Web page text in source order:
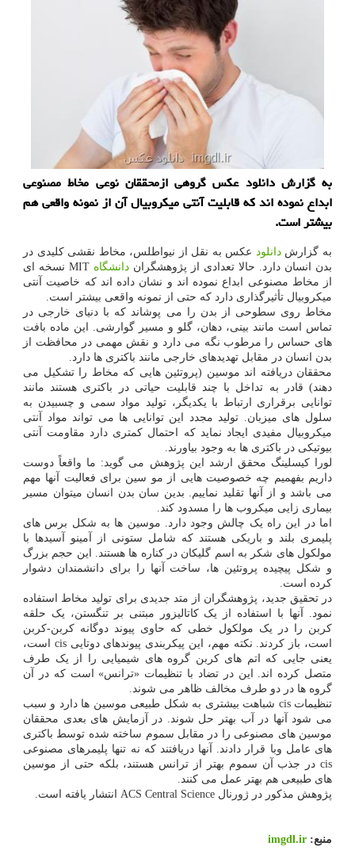
به گزارش دانلود عکس گروهی ازمحققان نوعی مخاط مصنوعی
ابداع نموده اند که قابلیت آنتی میکروبیال آن از نمونه واقعی هم
بیشتر است.
به گزارشدانلود عکس به نقل از نیواطلس، مخاط نقشی کلیدی در
بدن انسان دارد. حالا تعدادی از پژوهشگران دانشگاه
MIT نسخه ای
از مخاط مصنوعی ابداع نموده اند و نشان داده اند که خاصیت آنتی
میکروبیال تأثیرگذاری دارد که حتی از نمونه واقعی بیشتر است.
مخاط روی سطوحی از بدن را می پوشاند که با دنیای خارجی در
تماس است مانند بینی، دهان، گلو و مسیر گوارشی. این ماده بافت
های حساس را مرطوب نگه می دارد و نقش مهمی در محافظت از
بدن انسان در مقابل تهدیدهای خارجی مانند باکتری ها دارد.
محققان دریافته اند موسین (پروتئین هایی که مخاط را تشکیل می
دهند) قادر به تداخل با چند قابلیت حیاتی در باکتری هستند مانند
توانایی برقراری ارتباط با یکدیگر، تولید مواد سمی و چسبیدن به
سلول های میزبان. تولید مجدد این توانایی ها می تواند مواد آنتی
میکروبیال مفیدی ایجاد نماید که احتمال کمتری دارد مقاومت آنتی
بیوتیکی در باکتری ها به وجود بیاورند.
لورا کیسلینگ محقق ارشد این پژوهش می گوید: ما واقعاً دوست
داریم بفهمیم چه خصوصیت هایی از مو سین برای فعالیت آنها مهم
می باشد و از آنها تقلید نماییم. بدین سان بدن انسان میتوان مسیر
بیماری زایی میکروب ها را مسدود کند.
اما در این راه یک چالش وجود دارد. موسین ها به شکل برس های
پلیمری بلند و باریکی هستند که شامل ستونی از آمینو آسیدها با
مولکول های شکر به اسم گلیکان در کناره ها هستند. این حجم بزرگ
و شکل پیچیده پروتئین ها، ساخت آنها را برای دانشمندان دشوار
کرده است.
در تحقیق جدید، پژوهشگران از متد جدیدی برای تولید مخاط استفاده
نمود. آنها با استفاده از یک کاتالیزور مبتنی بر تنگستن، یک حلقه
کربن را در یک مولکول خطی که حاوی پیوند دوگانه کربن-کربن
است، باز کردند. نکته مهم، این پیکربندی پیوندهای دوتایی cis است،
یعنی جایی که اتم های کربن گروه های شیمیایی را از یک طرف
متصل کرده اند. این در تضاد با تنظیمات «ترانس» است که در آن
گروه ها در دو طرف مخالف ظاهر می شوند.
تنظیمات cis شباهت بیشتری به شکل طبیعی موسین ها دارد و سبب
می شود آنها در آب بهتر حل شوند. در آزمایش های بعدی محققان
موسین های مصنوعی را در مقابل سموم ساخته شده توسط باکتری
های عامل وبا قرار دادند. آنها دریافتند که نه تنها پلیمرهای مصنوعی
cis در جذب آن سموم بهتر از ترانس هستند، بلکه حتی از موسین
های طبیعی هم بهتر عمل می کنند.
پژوهش مذکور در ژورنال ACS Central Science انتشار یافته است.
منبع: imgdl.ir